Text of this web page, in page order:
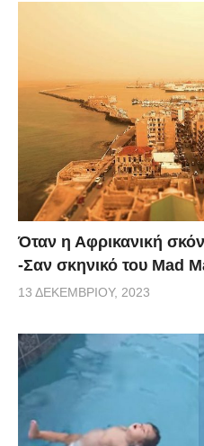
Όταν η Αφρικανική
-Σαν σκηνικό του Mad
13 ΔΕΚΕΜΒΡΊΟΥ, 2023